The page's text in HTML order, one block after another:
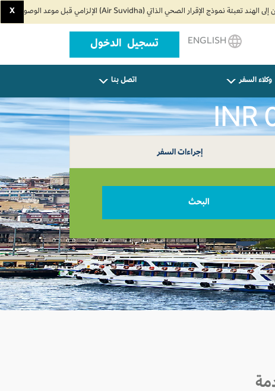
X
تسجيل الدخول
وكلاء السفر اتصل بنا
إجراءات السفر
البحث